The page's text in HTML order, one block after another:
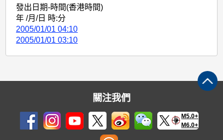
報
告
及
警
發出日期-時間(香港時間)
年 /月/日 時:分
2005/01/01 04:10
2005/01/01 03:10
關注我們
M5.0+
M6.0+